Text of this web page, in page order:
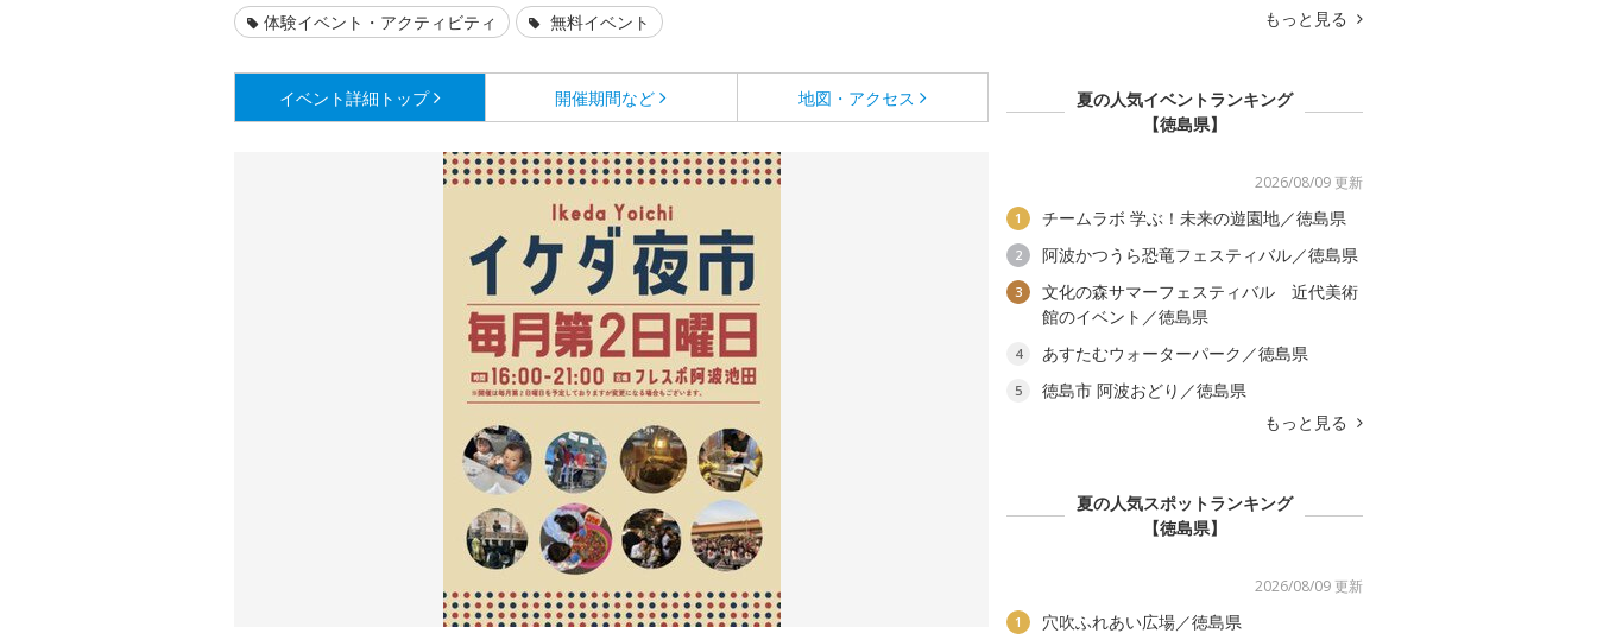
体験イベント・アクティビティ 無料イベント
イベント詳細 トップ 開催期間など 地図・アクセス
もっと見る
夏の人気イベントランキング
【徳島県】
2026/08/09 更新
1 チームラボ 学ぶ！未来の遊園地／徳島県
2 阿波かつうら恐竜フェスティバル／徳島県
3
文化の森サマーフェスティバル 近代美術
館のイベント／徳島県
4 あすたむウォーターパーク／徳島県
5
徳島市 阿波おどり／徳島県
もっと見る
夏の人気スポットランキング
【徳島県】
2026/08/09 更新
1 穴吹ふれあい広場／徳島県